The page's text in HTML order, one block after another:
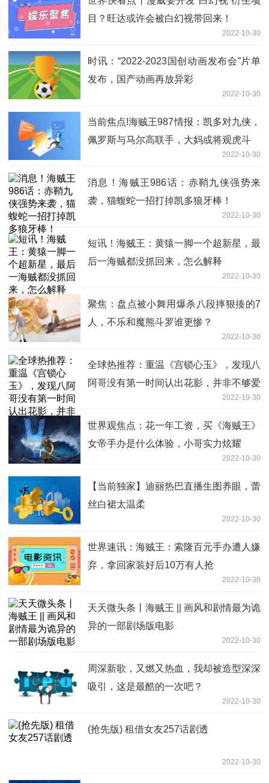
目？旺达或许会被白幻视带回来！
2022-10-30
时讯：“2022-2023国创动画发布会”片单
发布，国产动画再放异彩
2022-10-30
当前焦点!海贼王987情报：凯多对九侠，
佩罗斯与马尔高联手，大妈或将观虎斗
2022-10-30
消息！海贼王986话：赤鞘九侠强势来
袭，猫蝮蛇一招打掉凯多狼牙棒！
2022-10-30
短讯！海贼王：黄猿一脚一个超新星，最
后一海贼都没抓回来，怎么解释
2022-10-30
聚焦：盘点被小舞用爆杀八段摔狠揍的7
人，不乐和魔熊斗罗谁更惨？
2022-10-30
全球热推荐：重温《宫锁心玉》，发现八
阿哥没有第一时间认出花影，并非不够爱
2022-10-30
世界观焦点：花一年工资，买《海贼王》
女帝手办是什么体验，小哥实力炫耀
2022-10-30
【当前独家】迪丽热巴直播生图养眼，蕾
丝白裙太温柔
2022-10-30
世界速讯：海贼王：索隆百元手办遭人嫌
弃，拿回家装好后10万有人抢
2022-10-30
天天微头条丨海贼王 || 画风和剧情最为诡
异的一部剧场版电影
2022-10-30
周深新歌，又燃又热血，我却被造型深深
吸引，这是最酷的一次吧？
2022-10-30
(抢先版) 租借女友257话剧透
2022-10-30